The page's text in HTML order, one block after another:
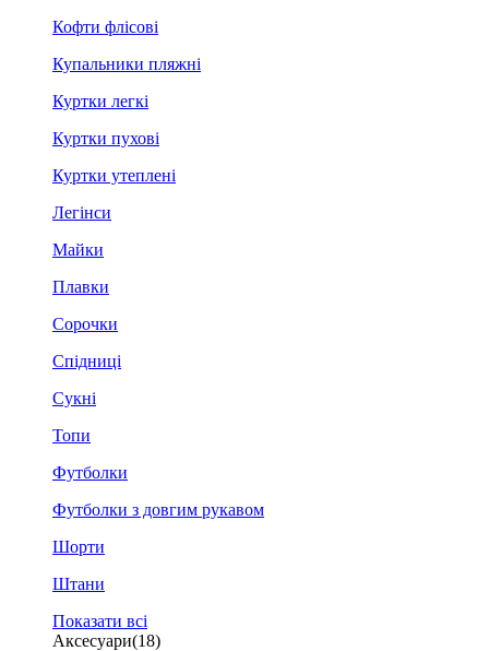
Кофти флісові
Купальники пляжні
Куртки легкі
Куртки пухові
Куртки утеплені
Легінси
Майки
Плавки
Сорочки
Спідниці
Сукні
Топи
Футболки
Футболки з довгим рукавом
Шорти
Штани
Показати всі
Аксесуари(18)